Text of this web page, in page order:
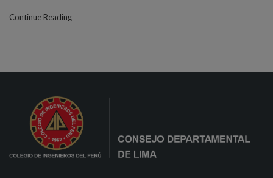
Continue Reading